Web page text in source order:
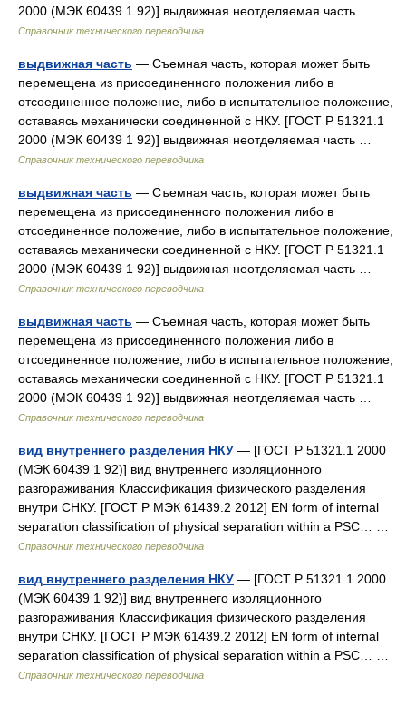
2000 (МЭК 60439 1 92)] выдвижная неотделяемая часть …
Справочник технического переводчика
выдвижная часть — Съемная часть, которая может быть
перемещена из присоединенного положения либо в
отсоединенное положение, либо в испытательное положение,
оставаясь механически соединенной с НКУ. [ГОСТ Р 51321.1
2000 (МЭК 60439 1 92)] выдвижная неотделяемая часть …
Справочник технического переводчика
выдвижная часть — Съемная часть, которая может быть
перемещена из присоединенного положения либо в
отсоединенное положение, либо в испытательное положение,
оставаясь механически соединенной с НКУ. [ГОСТ Р 51321.1
2000 (МЭК 60439 1 92)] выдвижная неотделяемая часть …
Справочник технического переводчика
выдвижная часть — Съемная часть, которая может быть
перемещена из присоединенного положения либо в
отсоединенное положение, либо в испытательное положение,
оставаясь механически соединенной с НКУ. [ГОСТ Р 51321.1
2000 (МЭК 60439 1 92)] выдвижная неотделяемая часть …
Справочник технического переводчика
вид внутреннего разделения НКУ — [ГОСТ Р 51321.1 2000
(МЭК 60439 1 92)] вид внутреннего изоляционного
разгораживания Классификация физического разделения
внутри СНКУ. [ГОСТ Р МЭК 61439.2 2012] EN form of internal
separation classification of physical separation within a PSC… …
Справочник технического переводчика
вид внутреннего разделения НКУ — [ГОСТ Р 51321.1 2000
(МЭК 60439 1 92)] вид внутреннего изоляционного
разгораживания Классификация физического разделения
внутри СНКУ. [ГОСТ Р МЭК 61439.2 2012] EN form of internal
separation classification of physical separation within a PSC… …
Справочник технического переводчика